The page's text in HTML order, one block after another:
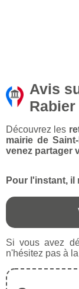
Avis
Rabier
Découvrez les
mairie de
venez partager
Pour l'instant, il
Si vous avez
n'hésitez pas à